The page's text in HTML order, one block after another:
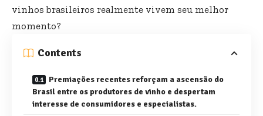
vinhos brasileiros realmente vivem seu melhor
momento?
Contents
Premiações recentes reforçam a ascensão do
Brasil entre os produtores de vinho e despertam
interesse de consumidores e especialistas.